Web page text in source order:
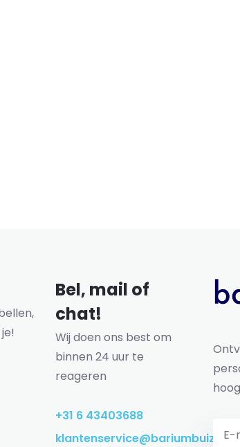
Bel, mail of
chat!
Wij doen ons best om
binnen 24 uur te
reageren
+31 6 43403688